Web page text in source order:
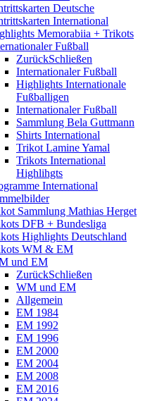
Deutsche
International
Memorabiia + Trikots
Fußball
ZurückSchließen
Internationaler Fußball
Highlights Internationale
Fußballigen
Internationaler Fußball
Sammlung Bela Guttmann
Shirts International
Trikot Lamine Yamal
Trikots International
Highlihgts
International
Sammlung Mathias Herget
DFB + Bundesliga
Highlights Deutschland
WM & EM
und EM
ZurückSchließen
WM und EM
Allgemein
EM 1984
EM 1992
EM 1996
EM 2000
EM 2004
EM 2008
EM 2016